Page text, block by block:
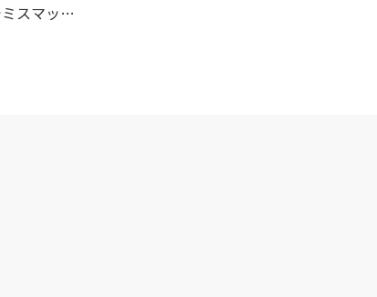
「辞めない採用」の極意！動画でミスマッチを防ぐ方法